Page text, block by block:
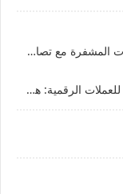
3 أبريل 2025: صدمة التعريفات تثير بيع العملات المشفرة مع تصاعد المخاوف من التضخم
انخفاض البيتكوين يتحدى موقف ترامب المؤيد للعملات الرقمية: هل لا يزال هدف الـ 200 ألف دولار ممكنًا؟